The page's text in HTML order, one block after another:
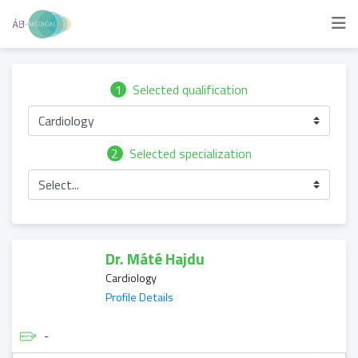
1 Selected qualification
Cardiology
2
Selected specialization
Select...
Dr. Máté Hajdu
Cardiology
Profile Details
-